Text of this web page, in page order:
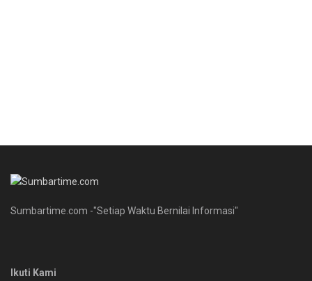
Sumbartime.com -"Setiap Waktu Bernilai Informasi"
Ikuti Kami